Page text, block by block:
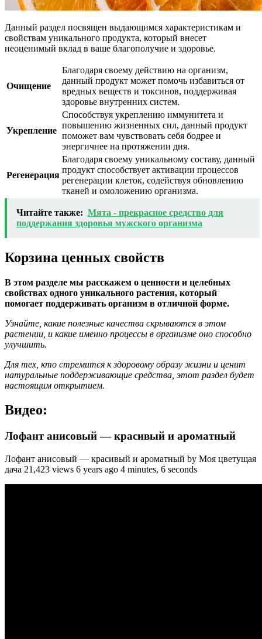
Данный раздел посвящен выдающимся характеристикам и
свойствам уникального продукта, который внесет
неоценимый вклад в ваше благополучие и здоровье.
Очищение
Благодаря своему действию на организм,
данный продукт может помочь избавиться от
вредных веществ и токсинов, поддерживая
здоровье внутренних систем.
Укрепление
Способствуя укреплению иммунитета и
повышению жизненных сил, данный продукт
поможет вам чувствовать себя бодрее и
энергичнее на протяжении дня.
Регенерация
Благодаря своему уникальному составу, данный
продукт способствует активации процессов
регенерации клеток, содействуя обновлению
тканей и омоложению организма.
Читайте также: Мята - прекрасное средство для
поддержания здоровья мужского организма
Корзина ценных свойств
В этом разделе мы расскажем о ценности и целебных
свойствах одного уникального растения, который
помогает поддерживать организм в отличной форме.
Узнайте, какие полезные качества скрываются в этом
растении, и какие именно процессы в организме оно способно
улучшить.
Для тех, кто стремится к здоровому образу жизни и ценит
натуральные поддерживающие средства, этот раздел будет
настоящим открытием.
Видео:
Лофант анисовый — красивый и ароматный
Лофант анисовый — красивый и ароматный by Моя цветущая
дача 21,423 views 6 years ago 4 minutes, 6 seconds